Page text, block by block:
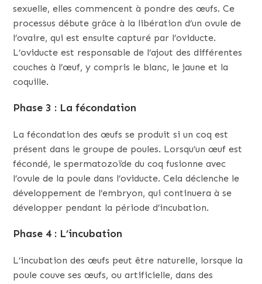
sexuelle, elles commencent à pondre des œufs. Ce
processus débute grâce à la libération d’un ovule de
l’ovaire, qui est ensuite capturé par l’oviducte.
L’oviducte est responsable de l’ajout des différentes
couches à l’œuf, y compris le blanc, le jaune et la
coquille.
Phase 3 : La fécondation
La fécondation des œufs se produit si un coq est
présent dans le groupe de poules. Lorsqu’un œuf est
fécondé, le spermatozoïde du coq fusionne avec
l’ovule de la poule dans l’oviducte. Cela déclenche le
développement de l’embryon, qui continuera à se
développer pendant la période d’incubation.
Phase 4 : L’incubation
L’incubation des œufs peut être naturelle, lorsque la
poule couve ses œufs, ou artificielle, dans des